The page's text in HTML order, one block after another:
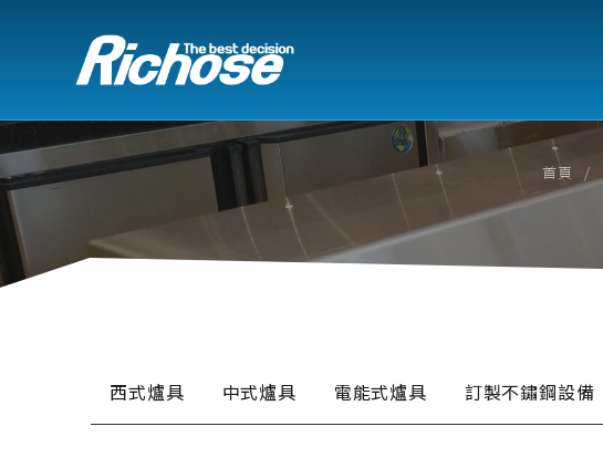
首頁
西式爐具 中式爐具 電能式爐具 訂製不鏽鋼設備